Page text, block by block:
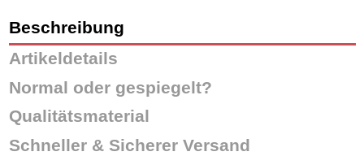
Beschreibung
Artikeldetails
Normal oder gespiegelt?
Qualitätsmaterial
Schneller & Sicherer Versand